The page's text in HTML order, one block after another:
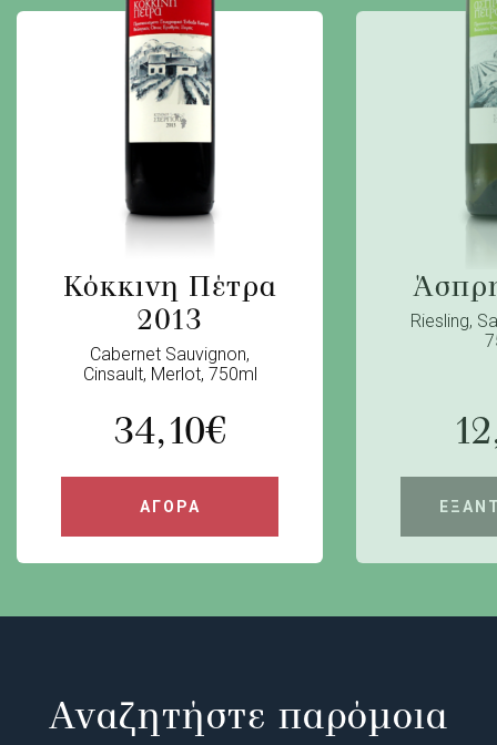
Κόκκινη Πέτρα
2013
Cabernet Sauvignon,
Cinsault, Merlot, 750ml
34,10€
ΑΓΟΡΑ
Riesling,
Αναζητήστε παρόμοια